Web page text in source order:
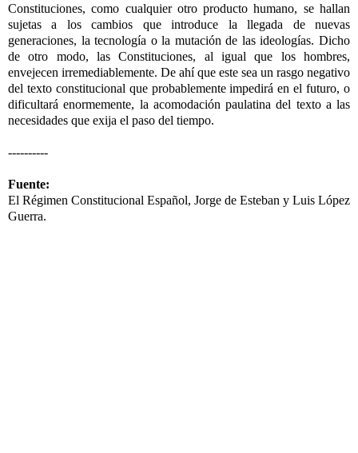
Constituciones, como cualquier otro producto humano, se hallan
sujetas a los cambios que introduce la llegada de nuevas
generaciones, la tecnología o la mutación de las ideologías. Dicho
de otro modo, las Constituciones, al igual que los hombres,
envejecen irremediablemente. De ahí que este sea un rasgo negativo
del texto constitucional que probablemente impedirá en el futuro, o
dificultará enormemente, la acomodación paulatina del texto a las
necesidades que exija el paso del tiempo.
----------
Fuente:
El Régimen Constitucional Español, Jorge de Esteban y Luis López
Guerra.